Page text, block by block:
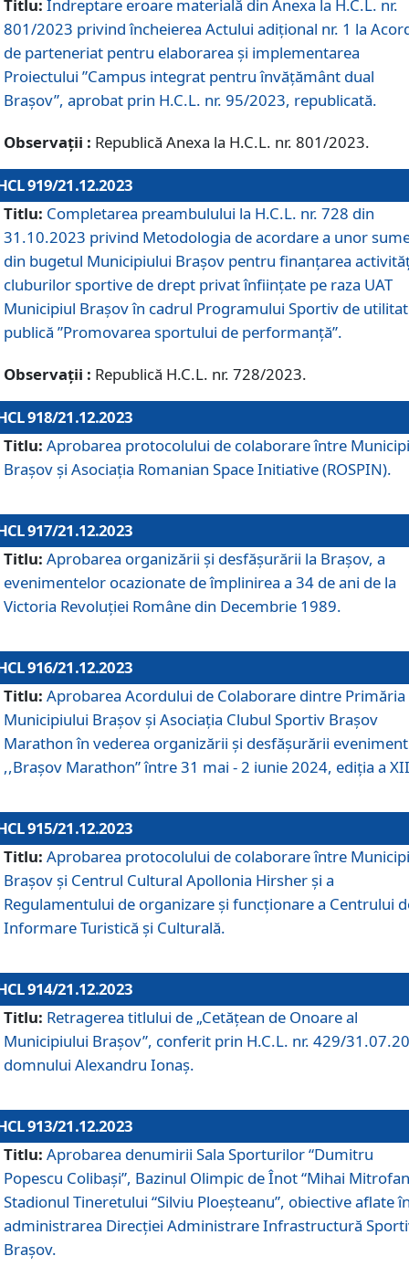
Titlu: Îndreptare eroare materială din Anexa la H.C.L. nr.
801/2023 privind încheierea Actului adițional nr. 1 la
de parteneriat pentru elaborarea și implementarea
Proiectului ”Campus integrat pentru învățământ dual
Brașov”, aprobat prin H.C.L. nr. 95/2023, republicată.
Observații : Republică Anexa la H.C.L. nr. 801/2023.
919/21.12.2023
Titlu: Completarea preambulului la H.C.L. nr. 728 din
31.10.2023 privind Metodologia de acordare a unor
din bugetul Municipiului Brașov pentru finanțarea
cluburilor sportive de drept privat înființate pe raza UAT
Municipiul Brașov în cadrul Programului Sportiv de
publică ”Promovarea sportului de performanță”.
Observații : Republică H.C.L. nr. 728/2023.
918/21.12.2023
Titlu: Aprobarea protocolului de colaborare între
Brașov și Asociația Romanian Space Initiative (ROSPIN).
917/21.12.2023
Titlu: Aprobarea organizării şi desfăşurării la Braşov, a
evenimentelor ocazionate de împlinirea a 34 de ani de la
Victoria Revoluţiei Române din Decembrie 1989.
916/21.12.2023
Titlu: Aprobarea Acordului de Colaborare dintre Primăria
Municipiului Brașov și Asociația Clubul Sportiv Brașov
Marathon în vederea organizării și desfășurării
,,Brașov Marathon” între 31 mai - 2 iunie 2024, ediția a
915/21.12.2023
Titlu: Aprobarea protocolului de colaborare între
Brașov și Centrul Cultural Apollonia Hirsher și a
Regulamentului de organizare și funcționare a Centrului
Informare Turistică și Culturală.
914/21.12.2023
Titlu: Retragerea titlului de „Cetățean de Onoare al
Municipiului Brașov”, conferit prin H.C.L. nr. 429/
domnului Alexandru Ionaș.
913/21.12.2023
Titlu: Aprobarea denumirii Sala Sporturilor “Dumitru
Popescu Colibași”, Bazinul Olimpic de Înot “Mihai
Stadionul Tineretului “Silviu Ploeșteanu”, obiective aflate
administrarea Direcției Administrare Infrastructură
Brașov.